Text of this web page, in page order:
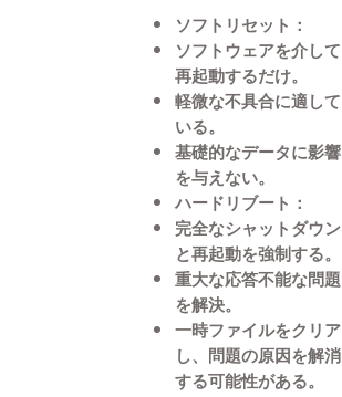
ソフトリセット ：
ソフトウェアを介して
再起動するだけ。
軽微な不具合に適して
いる。
基礎的なデータに影響
を与えない。
ハードリブート ：
完全なシャットダウン
と再起動を強制する。
重大な応答不能な問題
を解決。
一時ファイルをクリア
し、問題の原因を解消
する可能性がある。